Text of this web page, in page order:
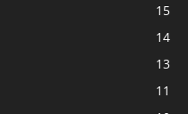
15
14
13
11